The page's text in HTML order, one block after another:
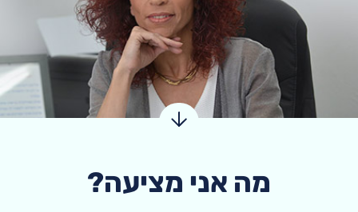
מה אני מציעה?